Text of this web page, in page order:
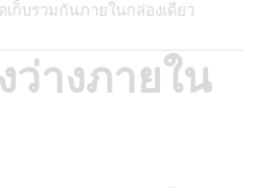
บรวมกันภายในกล่องเดียว
ว่างภายใน